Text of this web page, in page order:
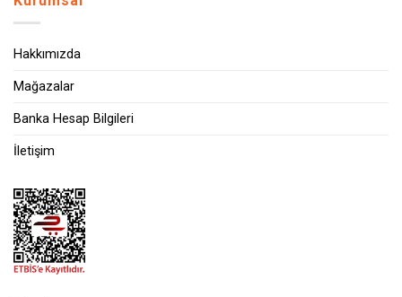
Hakkımızda
Mağazalar
Banka Hesap Bilgileri
İletişim